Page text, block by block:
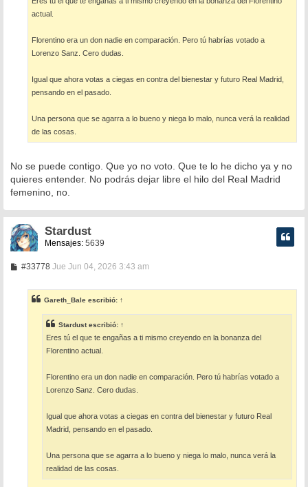
e
actual.
Florentino era un don nadie en comparación. Pero tú habrías votado a
Lorenzo Sanz. Cero dudas.
Igual que ahora votas a ciegas en contra del bienestar y futuro Real Madrid,
pensando en el pasado.
Una persona que se agarra a lo bueno y niega lo malo, nunca verá la realidad
de las cosas.
No se puede contigo. Que yo no voto. Que te lo he dicho ya y no
quieres entender. No podrás dejar libre el hilo del Real Madrid
femenino, no.
Stardust
Mensajes: 5639
#33778M
a
j
e
Jue Jun 04, 2026 3:43 am
Gareth_Bale escribió: ↑
Stardustescribió: ↑
Eres tú el que te engañas a ti mismo creyendo en la bonanza del
Florentino actual.
Florentino era un don nadie en comparación. Pero tú habrías votado a
Lorenzo Sanz. Cero dudas.
Igual que ahora votas a ciegas en contra del bienestar y futuro Real
Madrid, pensando en el pasado.
Una persona que se agarra a lo bueno y niega lo malo, nunca verá la
realidad de las cosas.